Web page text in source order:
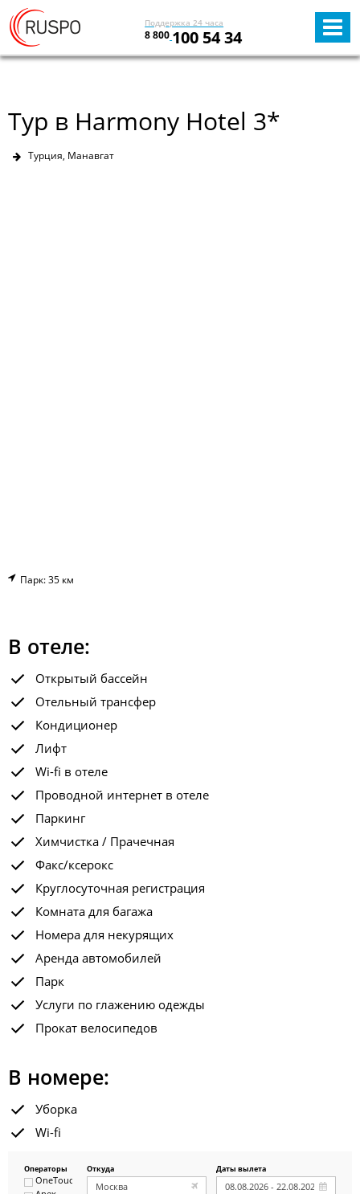
Поддержка 24 часа
8 800 100 54 34
Тур в Harmony Hotel 3*
Турция, Манавгат
Парк: 35 км
В отеле:
Открытый бассейн
Отельный трансфер
Кондиционер
Лифт
Wi-fi в отеле
Проводной интернет в отеле
Паркинг
Химчистка / Прачечная
Факс/ксерокс
Круглосуточная регистрация
Комната для багажа
Номера для некурящих
Аренда автомобилей
Парк
Услуги по глажению одежды
Прокат велосипедов
В номере:
Уборка
Wi-fi
Операторы
OneTouch&Travel
Откуда Даты вылета